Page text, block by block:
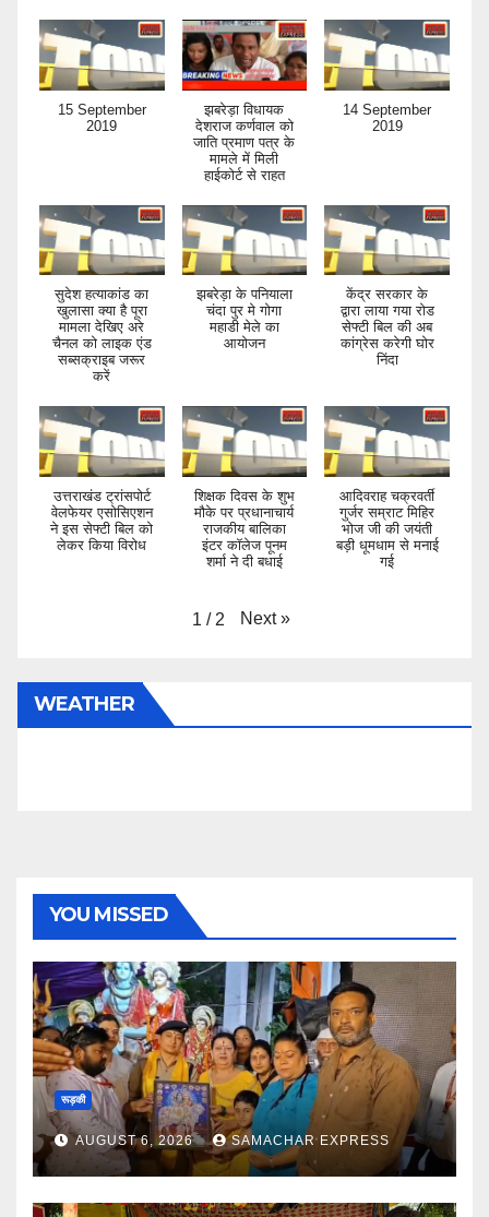
15 September
2019
झबरेड़ा विधायक
देशराज कर्णवाल को
जाति प्रमाण पत्र के
मामले में मिली
हाईकोर्ट से राहत
14 September
2019
सुदेश हत्याकांड का
खुलासा क्या है पूरा
मामला देखिए अरे
चैनल को लाइक एंड
सब्सक्राइब जरूर
करें
झबरेड़ा के पनियाला
चंदा पुर मे गोगा
महाडी मेले का
आयोजन
केंद्र सरकार के
द्वारा लाया गया रोड
सेफ्टी बिल की अब
कांग्रेस करेगी घोर
निंदा
उत्तराखंड ट्रांसपोर्ट
वेलफेयर एसोसिएशन
ने इस सेफ्टी बिल को
लेकर किया विरोध
शिक्षक दिवस के शुभ
मौके पर प्रधानाचार्य
राजकीय बालिका
इंटर कॉलेज पूनम
शर्मा ने दी बधाई
आदिवराह चक्रवर्ती
गुर्जर सम्राट मिहिर
भोज जी की जयंती
बड़ी धूमधाम से मनाई
गई
1 / 2 Next »
WEATHER
YOU MISSED
रूड़की
AUGUST 6, 2026 SAMACHAR EXPRESS